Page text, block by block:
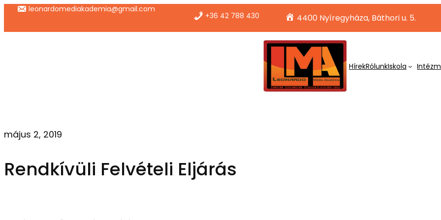
Ugrás
leonardomediakademia@gmail.com
+36 42 788 430 4400 Nyíregyháza, Báthori u. 5.
HírekRólunkIskola
május 2, 2019
Rendkívüli Felvételi Eljárás